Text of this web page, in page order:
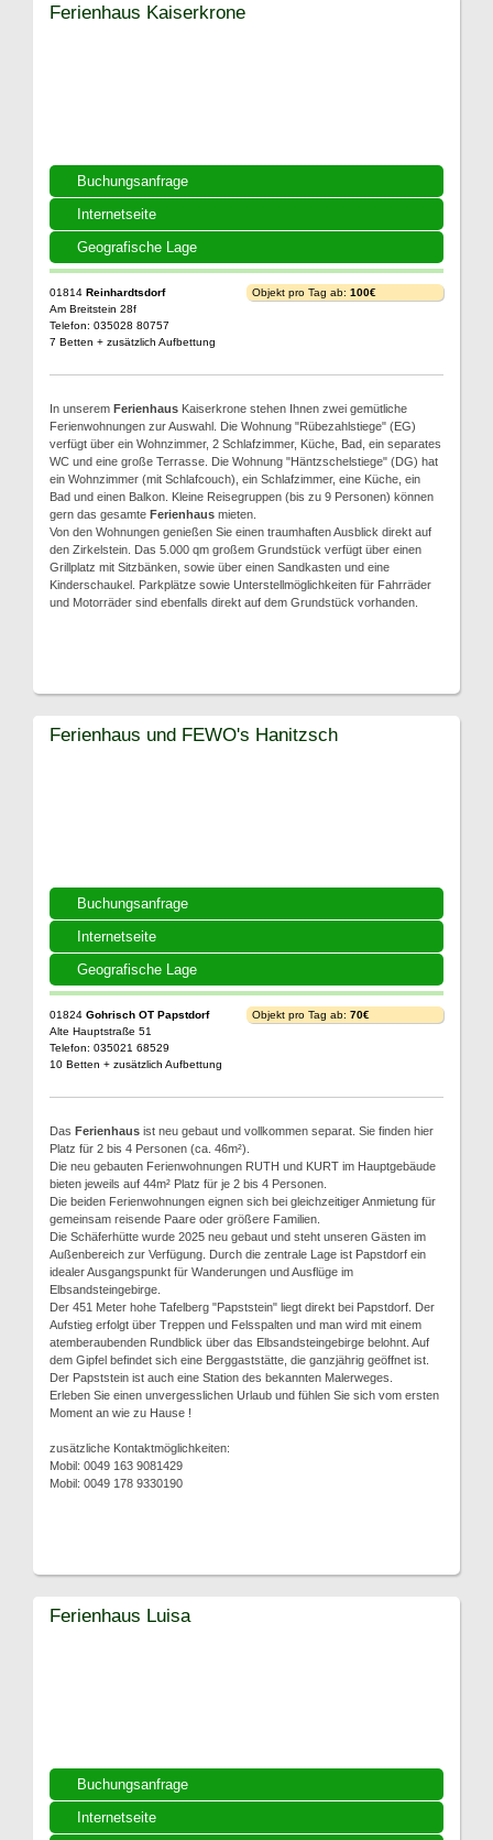
Buchungsanfrage
Internetseite
Geografische Lage
Ferienhaus Kaiserkrone
01814 Reinhardtsdorf
Am Breitstein 28f
Telefon: 035028 80757
7 Betten + zusätzlich Aufbettung
Objekt pro Tag ab: 100€
In unserem Ferienhaus Kaiserkrone stehen Ihnen zwei gemütliche
Ferienwohnungen zur Auswahl. Die Wohnung "Rübezahlstiege" (EG)
verfügt über ein Wohnzimmer, 2 Schlafzimmer, Küche, Bad, ein separates
WC und eine große Terrasse. Die Wohnung "Häntzschelstiege" (DG) hat
ein Wohnzimmer (mit Schlafcouch), ein Schlafzimmer, eine Küche, ein
Bad und einen Balkon. Kleine Reisegruppen (bis zu 9 Personen) können
gern das gesamte Ferienhaus mieten.
Von den Wohnungen genießen Sie einen traumhaften Ausblick direkt auf
den Zirkelstein. Das 5.000 qm großem Grundstück verfügt über einen
Grillplatz mit Sitzbänken, sowie über einen Sandkasten und eine
Kinderschaukel. Parkplätze sowie Unterstellmöglichkeiten für Fahrräder
und Motorräder sind ebenfalls direkt auf dem Grundstück vorhanden.
Buchungsanfrage
Internetseite
Geografische Lage
Ferienhaus und FEWO's Hanitzsch
01824 Gohrisch OT Papstdorf
Alte Hauptstraße 51
Telefon: 035021 68529
10 Betten + zusätzlich Aufbettung
Objekt pro Tag ab: 70€
Das Ferienhaus ist neu gebaut und vollkommen separat. Sie finden hier
Platz für 2 bis 4 Personen (ca. 46m²).
Die neu gebauten Ferienwohnungen RUTH und KURT im Hauptgebäude
bieten jeweils auf 44m² Platz für je 2 bis 4 Personen.
Die beiden Ferienwohnungen eignen sich bei gleichzeitiger Anmietung für
gemeinsam reisende Paare oder größere Familien.
Die Schäferhütte wurde 2025 neu gebaut und steht unseren Gästen im
Außenbereich zur Verfügung. Durch die zentrale Lage ist Papstdorf ein
idealer Ausgangspunkt für Wanderungen und Ausflüge im
Elbsandsteingebirge.
Der 451 Meter hohe Tafelberg "Papststein" liegt direkt bei Papstdorf. Der
Aufstieg erfolgt über Treppen und Felsspalten und man wird mit einem
atemberaubenden Rundblick über das Elbsandsteingebirge belohnt. Auf
dem Gipfel befindet sich eine Berggaststätte, die ganzjährig geöffnet ist.
Der Papststein ist auch eine Station des bekannten Malerweges.
Erleben Sie einen unvergesslichen Urlaub und fühlen Sie sich vom ersten
Moment an wie zu Hause !
zusätzliche Kontaktmöglichkeiten:
Mobil: 0049 163 9081429
Mobil: 0049 178 9330190
Buchungsanfrage
Internetseite
Ferienhaus Luisa